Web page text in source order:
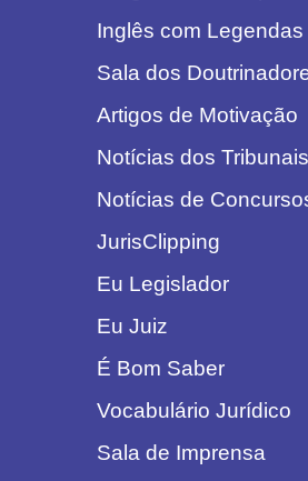
Inglês com
Sala dos
Artigos de Motivação
Notícias dos Tribunais
Notícias de
JurisClipping
Eu Legislador
Eu Juiz
É Bom Saber
Vocabulário Jurídico
Sala de Imprensa